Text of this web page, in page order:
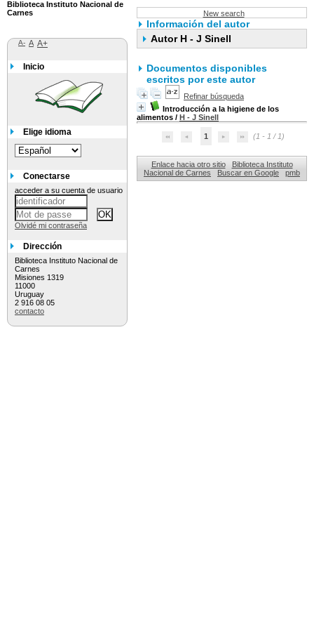
New search
Información del autor
Autor H - J Sinell
Documentos disponibles
escritos por este autor
Refinar búsqueda
Introducción a la higiene de los
alimentos / H - J Sinell
1 (1 - 1 / 1)
Enlace hacia otro sitio
Biblioteca Instituto
Nacional de Carnes
Buscar en Google pmb
Biblioteca Instituto Nacional de
Carnes
A- A A+
Inicio
Elige idioma
Conectarse
acceder a su cuenta de usuario
Olvidé mi contraseña
Dirección
Biblioteca Instituto Nacional de
Carnes
Misiones 1319
11000
Uruguay
2 916 08 05
contacto